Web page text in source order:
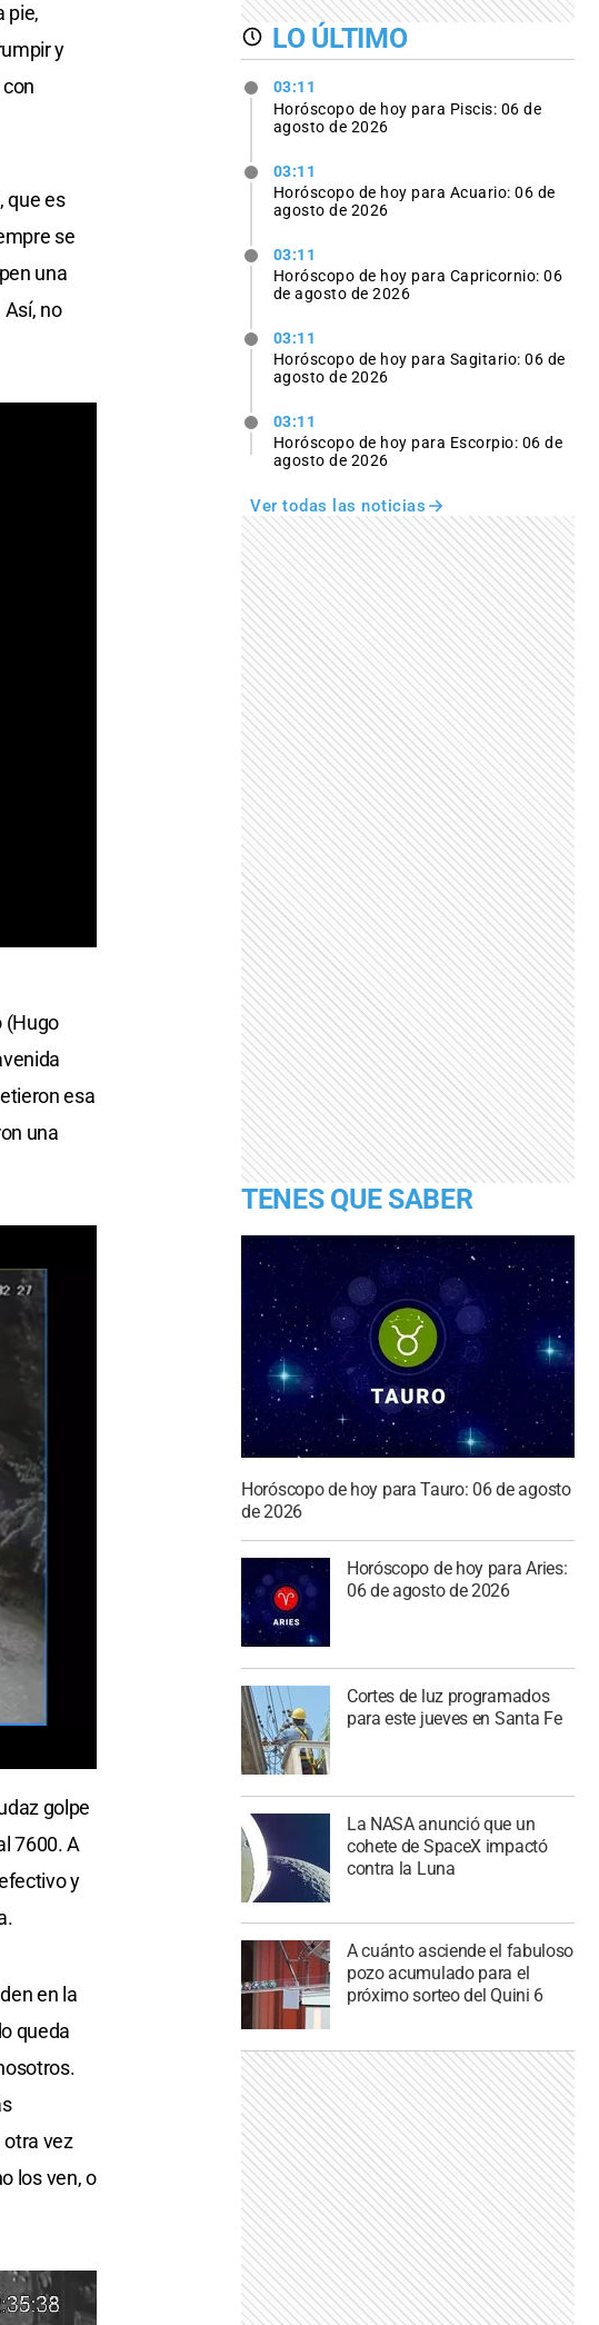
pie,
y
que es
se
una
no
(Hugo
esa
una
golpe
7600. A
y
en la
queda
otra vez
los ven, o
LO ÚLTIMO
03:11
Horóscopo de hoy para Piscis: 06 de
agosto de 2026
03:11
Horóscopo de hoy para Acuario: 06 de
agosto de 2026
03:11
Horóscopo de hoy para Capricornio: 06
de agosto de 2026
03:11
Horóscopo de hoy para Sagitario: 06 de
agosto de 2026
03:11
Horóscopo de hoy para Escorpio: 06 de
agosto de 2026
Ver todas las noticias
TENES QUE SABER
Horóscopo de hoy para Tauro: 06 de agosto
de 2026
Horóscopo de hoy para Aries:
06 de agosto de 2026
Cortes de luz programados
para este jueves en Santa Fe
La NASA anunció que un
cohete de SpaceX impactó
contra la Luna
A cuánto asciende el fabuloso
pozo acumulado para el
próximo sorteo del Quini 6